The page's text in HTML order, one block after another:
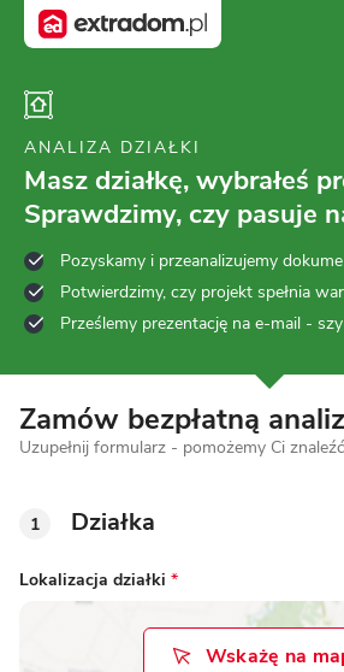
ANALIZA DZIAŁKI
Masz działkę, wybrałeś
Sprawdzimy, czy pasuje
Pozyskamy i przeanalizujemy
Potwierdzimy, czy projekt spełnia
Prześlemy prezentację na e-mail -
Zamów bezpłatną
Uzupełnij formularz - pomożemy Ci
1 Działka
Lokalizacja działki *
Wskażę na